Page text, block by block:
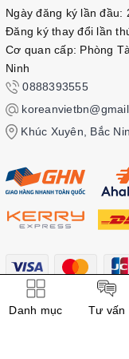
• File nghe MP3 của
You” gửi cùng đơn
• Nếu có bất cứ bất
shop. Shop cam kết
đảm bảo quyền lợi
📞 Liên hệ: xin liên
trả lời nhanh nhất có
Danh mục Tư vấn
Ngày đăng ký lần đầu:
Đăng ký thay đổi lần
Cơ quan cấp: Phòng
Ninh
0888393555
Khúc Xuyên, Bắc